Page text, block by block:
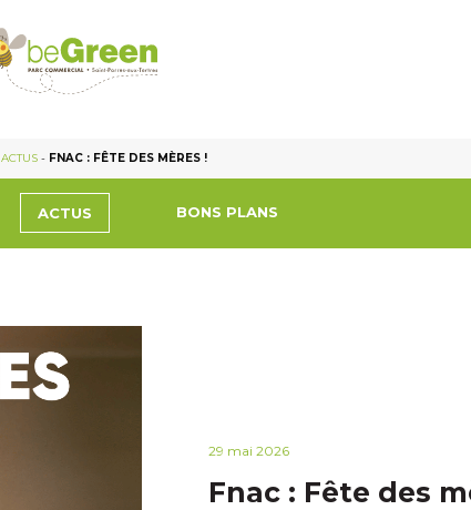
ACTUS- FNAC : FÊTE DES MÈRES !
ACTUS BONS PLANS
29 mai 2026
Fnac : Fête des